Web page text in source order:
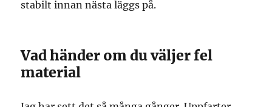
stabilt innan nästa läggs på.
Vad händer om du väljer fel
material